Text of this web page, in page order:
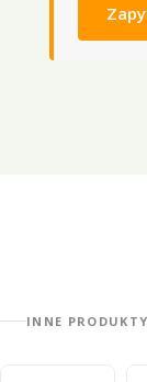
INNE